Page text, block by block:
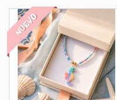
NUEVO